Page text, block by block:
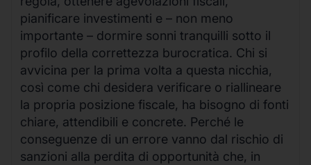
pianificare investimenti e – non meno
importante – dormire sonni tranquilli sotto il
profilo della correttezza burocratica. Chi si
avvicina per la prima volta a questa nicchia,
così come chi desidera verificare o riallineare
la propria posizione fiscale, ha bisogno di fonti
chiare, attendibili e concrete. Perché le
conseguenze di un errore vanno dal rischio di
sanzioni alla perdita di opportunità che, in